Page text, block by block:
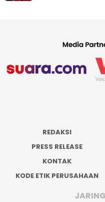
REDAKSI
PRESS RELEASE
KONTAK
KODE ETIK PERUSAHAAN